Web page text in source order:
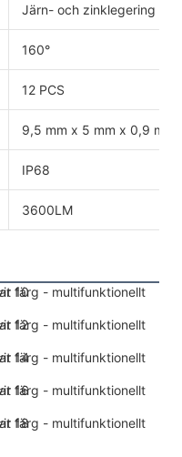
Järn- och zinklegering
160°
12 PCS
9,5 mm x 5 mm x 0,9 mm
IP68
3600LM